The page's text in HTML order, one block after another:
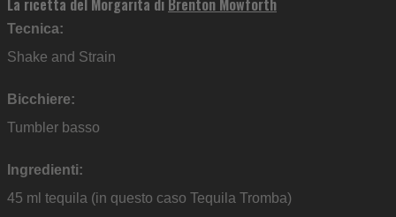
La ricetta del Morgarita di Brenton Mowforth
Tecnica:
Shake and Strain
Bicchiere:
Tumbler basso
Ingredienti:
45 ml tequila (in questo caso Tequila Tromba)